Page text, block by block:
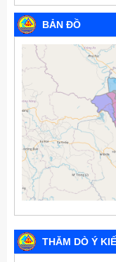
BẢN ĐỒ
THĂM DÒ Ý